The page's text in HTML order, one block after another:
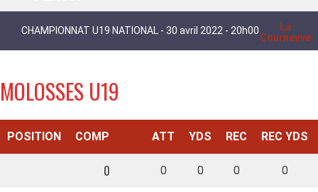
CHAMPIONNAT U19 NATIONAL - 30 avril 2022 - 20h00
La
Courneuve
MOLOSSES U19
POSITION COMP ATT YDS REC REC YDS
0 0 0 0 0